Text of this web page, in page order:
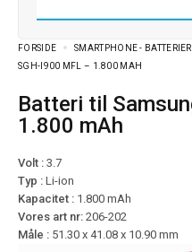
FORSIDE SMARTPHONE - BATTERIER
SGH-I900 MFL – 1.800 MAH
Batteri til Samsung SGH-i900 mfl –
1.800 mAh
Volt : 3.7
Typ : Li-ion
Kapacitet : 1.800 mAh
Vores art nr: 206-202
Måle : 51.30 x 41.08 x 10.90 mm